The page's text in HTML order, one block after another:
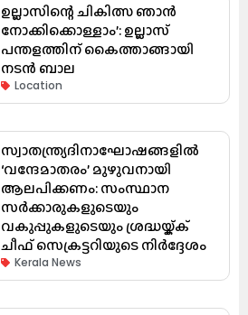
ഉല്ലാസിന്റെ ചികിത്സ ഞാൻ
നോക്കിക്കൊള്ളാം’: ഉല്ലാസ്
പന്തളത്തിന് കൈത്താങ്ങായി
നടൻ ബാല
Location
സ്വാതന്ത്ര്യദിനാഘോഷങ്ങളിൽ
‘വന്ദേമാതരം’ മുഴുവനായി
ആലപിക്കണം: സംസ്ഥാന
സർക്കാരുകളുടെയും
വകുപ്പുകളുടെയും ശ്രദ്ധയ്ക്ക്
ചീഫ് സെക്രട്ടറിയുടെ നിർദ്ദേശം
Kerala News